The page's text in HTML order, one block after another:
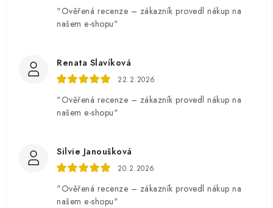
"Ověřená recenze – zákazník provedl nákup na
našem e-shopu"
Renata Slavíková
22.2.2026
"Ověřená recenze – zákazník provedl nákup na
našem e-shopu"
Silvie Janoušková
20.2.2026
"Ověřená recenze – zákazník provedl nákup na
našem e-shopu"